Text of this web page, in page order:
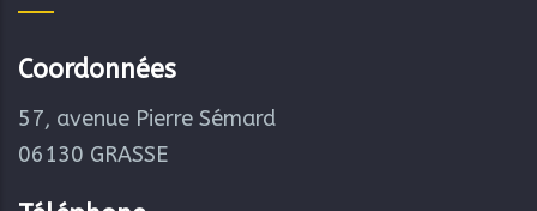
Coordonnées
57, avenue Pierre Sémard
06130 GRASSE